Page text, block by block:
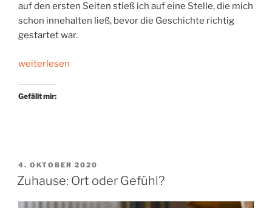
auf den ersten Seiten stieß ich auf eine Stelle, die mich
schon innehalten ließ, bevor die Geschichte richtig
gestartet war.
„Das
des
weiterlesen
Gefällt mir:
VERÖFFENTLICHT
AM
4. OKTOBER 2020
Zuhause: Ort oder Gefühl?